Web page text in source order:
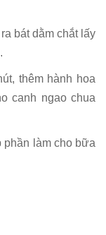
bát dằm chắt lấy
thêm hành hoa
canh ngao chua
phần làm cho bữa